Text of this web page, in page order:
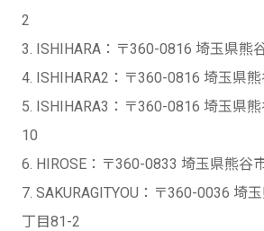
2
3. ISHIHARA：〒360-0816 埼玉県熊
4. ISHIHARA2：〒360-0816 埼玉県
5. ISHIHARA3：〒360-0816 埼玉県
10
6. HIROSE：〒360-0833 埼玉県熊谷
7. SAKURAGITYOU：〒360-0036 埼
丁目81-2